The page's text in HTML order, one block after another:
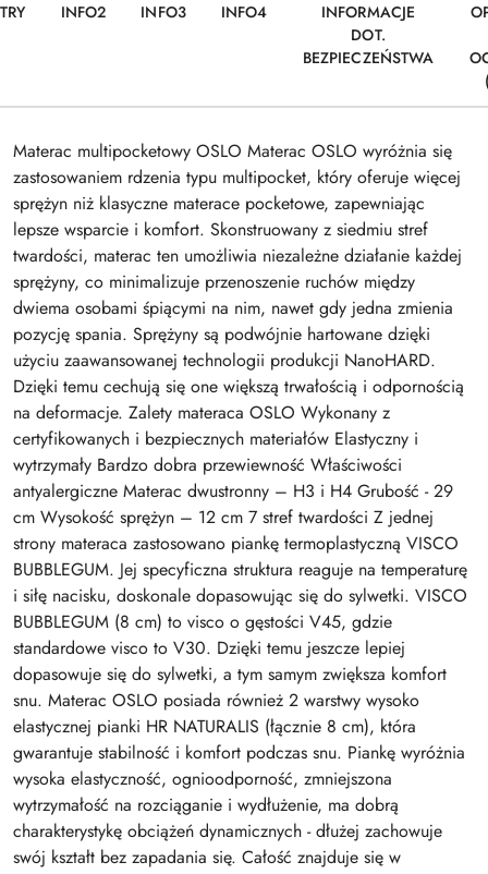
INFO2 INFO3 INFO4
INFORMACJE
DOT.
BEZPIECZEŃSTWA
Materac multipocketowy OSLO Materac OSLO wyróżnia się
zastosowaniem rdzenia typu multipocket, który oferuje więcej
sprężyn niż klasyczne materace pocketowe, zapewniając
lepsze wsparcie i komfort. Skonstruowany z siedmiu stref
twardości, materac ten umożliwia niezależne działanie każdej
sprężyny, co minimalizuje przenoszenie ruchów między
dwiema osobami śpiącymi na nim, nawet gdy jedna zmienia
pozycję spania. Sprężyny są podwójnie hartowane dzięki
użyciu zaawansowanej technologii produkcji NanoHARD.
Dzięki temu cechują się one większą trwałością i odpornością
na deformacje. Zalety materaca OSLO Wykonany z
certyfikowanych i bezpiecznych materiałów Elastyczny i
wytrzymały Bardzo dobra przewiewność Właściwości
antyalergiczne Materac dwustronny – H3 i H4 Grubość - 29
cm Wysokość sprężyn – 12 cm 7 stref twardości Z jednej
strony materaca zastosowano piankę termoplastyczną VISCO
BUBBLEGUM. Jej specyficzna struktura reaguje na temperaturę
i siłę nacisku, doskonale dopasowując się do sylwetki. VISCO
BUBBLEGUM (8 cm) to visco o gęstości V45, gdzie
standardowe visco to V30. Dzięki temu jeszcze lepiej
dopasowuje się do sylwetki, a tym samym zwiększa komfort
snu. Materac OSLO posiada również 2 warstwy wysoko
elastycznej pianki HR NATURALIS (łącznie 8 cm), która
gwarantuje stabilność i komfort podczas snu. Piankę wyróżnia
wysoka elastyczność, ognioodporność, zmniejszona
wytrzymałość na rozciąganie i wydłużenie, ma dobrą
charakterystykę obciążeń dynamicznych - dłużej zachowuje
swój kształt bez zapadania się. Całość znajduje się w